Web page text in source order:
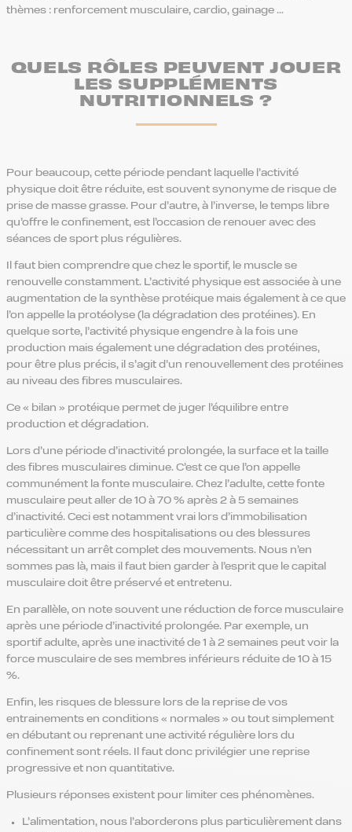
thèmes : renforcement musculaire, cardio, gainage …
QUELS RÔLES PEUVENT JOUER
LES SUPPLÉMENTS
NUTRITIONNELS ?
Pour beaucoup, cette période pendant laquelle l’activité
physique doit être réduite, est souvent synonyme de risque de
prise de masse grasse. Pour d’autre, à l’inverse, le temps libre
qu’offre le confinement, est l’occasion de renouer avec des
séances de sport plus régulières.
Il faut bien comprendre que chez le sportif, le muscle se
renouvelle constamment. L’activité physique est associée à une
augmentation de la synthèse protéique mais également à ce que
l’on appelle la protéolyse (la dégradation des protéines). En
quelque sorte, l’activité physique engendre à la fois une
production mais également une dégradation des protéines,
pour être plus précis, il s’agit d’un renouvellement des protéines
au niveau des fibres musculaires.
Ce « bilan » protéique permet de juger l’équilibre entre
production et dégradation.
Lors d’une période d’inactivité prolongée, la surface et la taille
des fibres musculaires diminue. C’est ce que l’on appelle
communément la fonte musculaire. Chez l’adulte, cette fonte
musculaire peut aller de 10 à 70 % après 2 à 5 semaines
d’inactivité. Ceci est notamment vrai lors d’immobilisation
particulière comme des hospitalisations ou des blessures
nécessitant un arrêt complet des mouvements. Nous n’en
sommes pas là, mais il faut bien garder à l’esprit que le capital
musculaire doit être préservé et entretenu.
En parallèle, on note souvent une réduction de force musculaire
après une période d’inactivité prolongée. Par exemple, un
sportif adulte, après une inactivité de 1 à 2 semaines peut voir la
force musculaire de ses membres inférieurs réduite de 10 à 15
%.
Enfin, les risques de blessure lors de la reprise de vos
entrainements en conditions « normales » ou tout simplement
en débutant ou reprenant une activité régulière lors du
confinement sont réels. Il faut donc privilégier une reprise
progressive et non quantitative.
Plusieurs réponses existent pour limiter ces phénomènes.
L’alimentation, nous l’aborderons plus particulièrement dans